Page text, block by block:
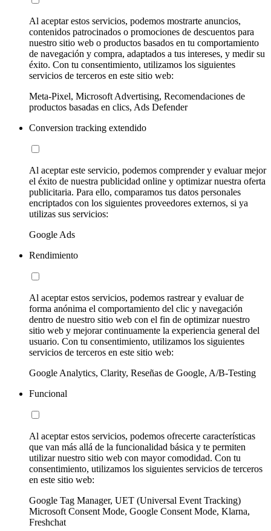
Al aceptar estos servicios, podemos mostrarte anuncios,
contenidos patrocinados o promociones de descuentos para
nuestro sitio web o productos basados en tu comportamiento
de navegación y compra, adaptados a tus intereses, y medir su
éxito. Con tu consentimiento, utilizamos los siguientes
servicios de terceros en este sitio web:
Meta-Pixel, Microsoft Advertising, Recomendaciones de
productos basadas en clics, Ads Defender
Conversion tracking extendido
Al aceptar este servicio, podemos comprender y evaluar mejor
el éxito de nuestra publicidad online y optimizar nuestra oferta
publicitaria. Para ello, comparamos tus datos personales
encriptados con los siguientes proveedores externos, si ya
utilizas sus servicios:
Google Ads
Rendimiento
Al aceptar estos servicios, podemos rastrear y evaluar de
forma anónima el comportamiento del clic y navegación
dentro de nuestro sitio web con el fin de optimizar nuestro
sitio web y mejorar continuamente la experiencia general del
usuario. Con tu consentimiento, utilizamos los siguientes
servicios de terceros en este sitio web:
Google Analytics, Clarity, Reseñas de Google, A/B-Testing
Funcional
Al aceptar estos servicios, podemos ofrecerte características
que van más allá de la funcionalidad básica y te permiten
utilizar nuestro sitio web con mayor comodidad. Con tu
consentimiento, utilizamos los siguientes servicios de terceros
en este sitio web:
Google Tag Manager, UET (Universal Event Tracking)
Microsoft Consent Mode, Google Consent Mode, Klarna,
Freshchat